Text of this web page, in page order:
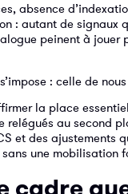
absence
: autant de signaux
peinent à
: celle de
la place
relégués au second
et des
sans une
cadre